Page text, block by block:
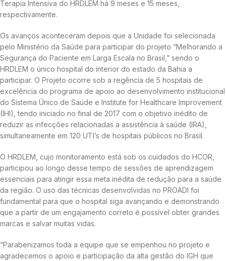
Terapia Intensiva do HRDLEM há 9 meses e 15 meses,
respectivamente.
Os avanços aconteceram depois que a Unidade foi selecionada
pelo Ministério da Saúde para participar do projeto “Melhorando a
Segurança do Paciente em Larga Escala no Brasil,” sendo o
HRDLEM o único hospital do interior do estado da Bahia a
participar. O Projeto ocorre sob a regência de 5 hospitais de
excelência do programa de apoio ao desenvolvimento institucional
do Sistema Único de Saúde e Institute for Healthcare Improvement
(IHI), tendo iniciado no final de 2017 com o objetivo inédito de
reduzir as infecções relacionadas a assistência à saúde (IRA),
simultaneamente em 120 UTI’s de hospitais públicos no Brasil.
O HRDLEM, cujo monitoramento está sob os cuidados do HCOR,
participou ao longo desse tempo de sessões de aprendizagem
essenciais para atingir essa meta inédita de redução para a saúde
da região. O uso das técnicas desenvolvidas no PROADI foi
fundamental para que o hospital siga avançando e demonstrando
que a partir de um engajamento correto é possível obter grandes
marcas e salvar muitas vidas.
“Parabenizamos toda a equipe que se empenhou no projeto e
agradecemos o apoio e participação da alta gestão do IGH que